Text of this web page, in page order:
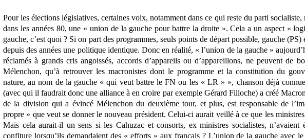
Pour les élections législatives, certaines voix, notamment dans ce qui reste du parti socialiste,
dans les années 80, une « union de la gauche pour battre la droite ». Cela a un aspect «
gauche, c’est quoi ? Si on part des programmes, seuls points de départ possible, gauche
depuis des années une politique identique. Donc en réalité, « l’union de la gauche »
réclamés à grands cris angoissés, accords d’appareils ou d’appareillons, ne peuvent de
Mélenchon, qu’à retrouver les macronistes dont le programme et la constitution du
nature, au nom de la gauche « qui veut battre le FN ou les « LR » », chanson déjà
(avec qui il faudrait donc une alliance à en croire par exemple Gérard Filloche) a créé
de la division qui a évincé Mélenchon du deuxième tour, et plus, est responsable de
propre » que veut se donner le nouveau président. Celui-ci aurait veillé à ce que les
Mais cela aurait-il un sens si les Cahuzac et consorts, ex ministres socialistes,
confiture lorsqu’ils demandaient des « efforts » aux français ? L’union de la gauche avec le